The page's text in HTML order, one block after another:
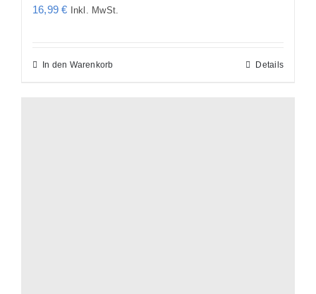
16,99€ Inkl. MwSt.
In den Warenkorb Details